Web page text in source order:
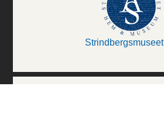
Strindbergsmuseet